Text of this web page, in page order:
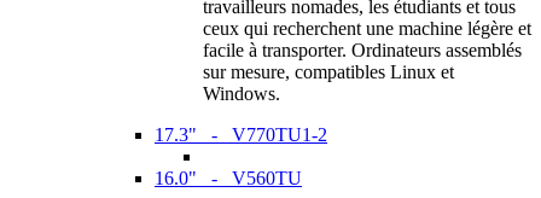
travailleurs nomades, les étudiants et tous
ceux qui recherchent une machine légère et
facile à transporter. Ordinateurs assemblés
sur mesure, compatibles Linux et
Windows.
17.3" - V770TU1-2
16.0" - V560TU